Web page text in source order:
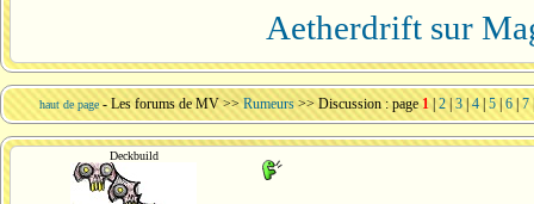
Aetherdrift sur
haut de page -Les forums de MV>>Rumeurs >> Discussion : page1|2|3 |4 |5|6 |7
Deckbuild